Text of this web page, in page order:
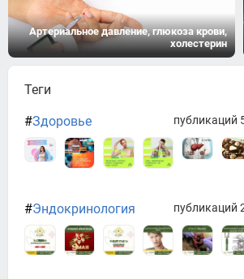
Артериальное давление, глюкоза крови,
холестерин
Теги
#Здоровье публикаций
#Эндокринология публикаций